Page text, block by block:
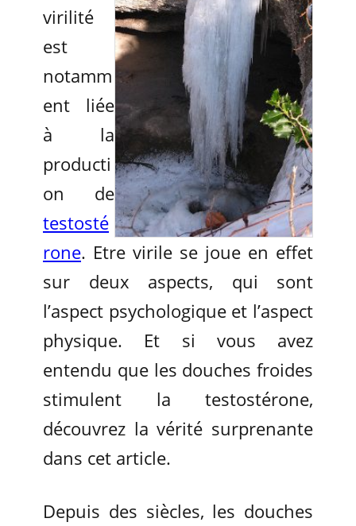
virilité
est
notamm
ent liée
à la
producti
on de
testosté
rone. Etre virile se joue en effet
sur deux aspects, qui sont
l’aspect psychologique et l’aspect
physique. Et si vous avez
entendu que les douches froides
stimulent la testostérone,
découvrez la vérité surprenante
dans cet article.
Depuis des siècles, les douches